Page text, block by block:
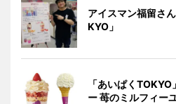
アイスマン福留さ
KYO」
「あいぱく
ー 苺のミルフィー